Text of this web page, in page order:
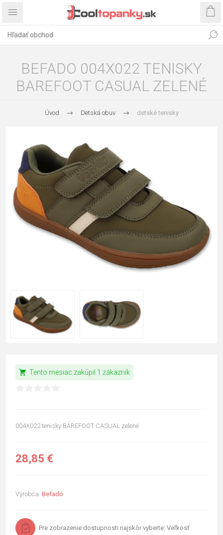
BEFADO 004X022 TENISKY
BAREFOOT CASUAL ZELENÉ
Úvod Detská obuv detské tenisky
shopping_cart Tento mesiac zakúpil 1 zákazník
004X022 tenisky BAREFOOT CASUAL zelené
28,85 €
Výrobca: Befado
Pre zobrazenie dostupnosti najskôr vyberte: Veľkosť